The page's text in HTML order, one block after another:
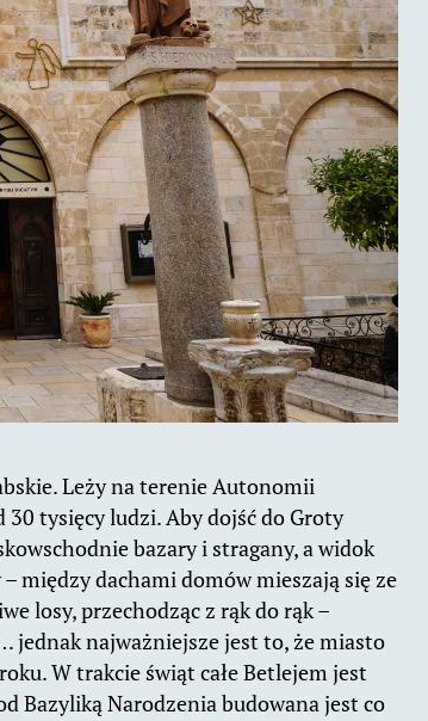
Leży na terenie Autonomii
30 tysięcy ludzi. Aby dojść do Groty
bazary i stragany, a widok
między dachami domów mieszają się ze
losy, przechodząc z rąk do rąk –
jednak najważniejsze jest to, że miasto
W trakcie świąt całe Betlejem jest
Bazyliką Narodzenia budowana jest co